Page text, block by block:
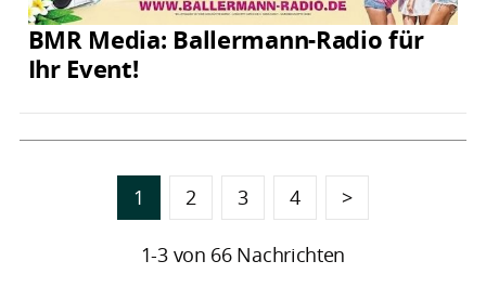
BMR Media: Ballermann-Radio für
Ihr Event!
1 2 3 4 >
1-3 von 66 Nachrichten